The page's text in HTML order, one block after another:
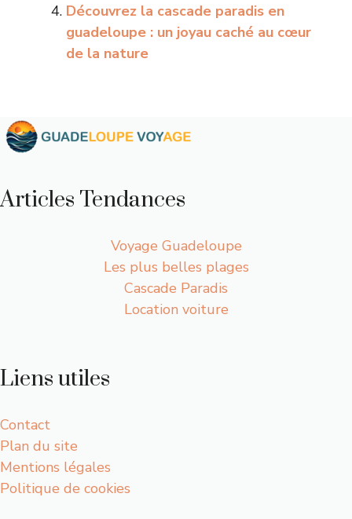
Découvrez la cascade paradis en
guadeloupe : un joyau caché au cœur
de la nature
Articles Tendances
Voyage Guadeloupe
Les plus belles plages
Cascade Paradis
Location voiture
Liens utiles
Contact
Plan du site
Mentions légales
Politique de cookies